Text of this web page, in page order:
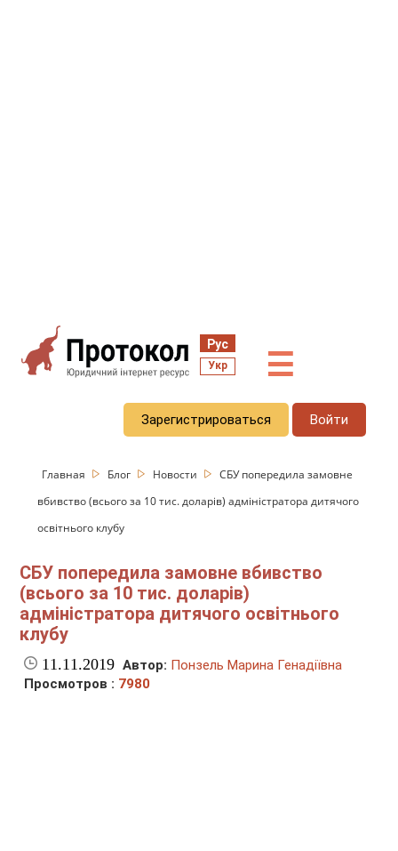
Рус
Укр ☰
Зарегистрироваться Войти
Главная Блог Новости
СБУ попередила замовне
вбивство (всього за 10 тис. доларів) адміністратора дитячого
освітнього клубу
СБУ попередила замовне вбивство
(всього за 10 тис. доларів)
адміністратора дитячого освітнього
клубу
11.11.2019 Автор: Понзель Марина Генадіївна
Просмотров : 7980